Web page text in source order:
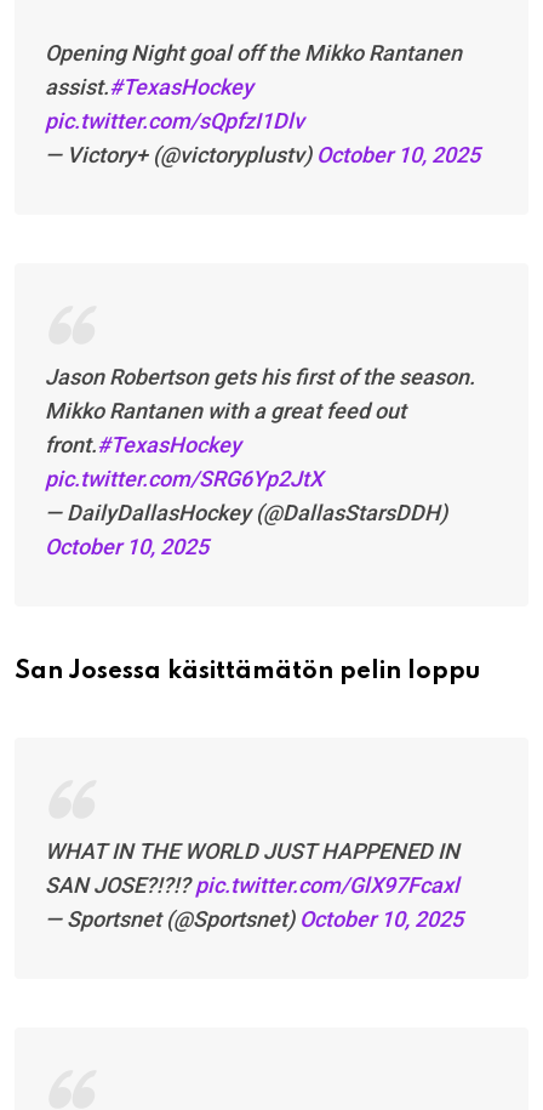
Opening Night goal off the Mikko Rantanen
assist.#TexasHockey
pic.twitter.com/sQpfzI1Dlv
— Victory+ (@victoryplustv) October 10, 2025
Jason Robertson gets his first of the season.
Mikko Rantanen with a great feed out
front.#TexasHockey
pic.twitter.com/SRG6Yp2JtX
— DailyDallasHockey (@DallasStarsDDH)
October 10, 2025
San Josessa käsittämätön pelin loppu
WHAT IN THE WORLD JUST HAPPENED IN
SAN JOSE?!?!?pic.twitter.com/GlX97Fcaxl
— Sportsnet (@Sportsnet) October 10, 2025